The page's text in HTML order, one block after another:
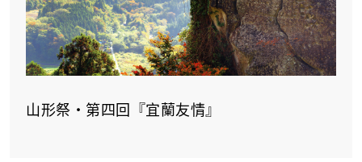
山形祭‧第四回『宜蘭友情』